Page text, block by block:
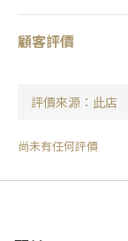
顧客評價
尚未有任何評價